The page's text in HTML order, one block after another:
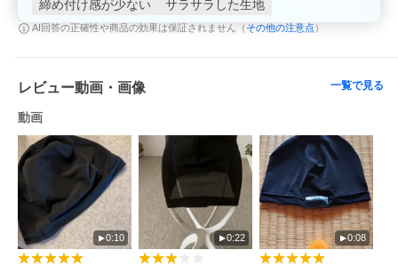
締め付け感が少ない
サラサラした生地
AI回答の正確性や商品の効果は保証されません（ その他の注意点 ）
レビュー動画・画像 一覧で見る
動画
0:10 0:22 0:08